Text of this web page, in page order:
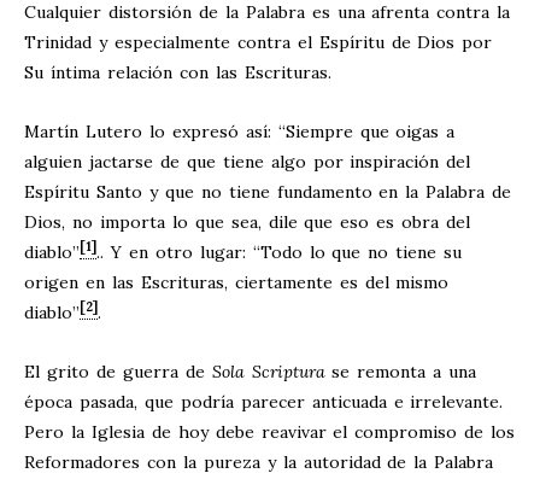
Cualquier distorsión de la Palabra es una afrenta contra la
Trinidad y especialmente contra el Espíritu de Dios por
Su íntima relación con las Escrituras.
Martín Lutero lo expresó así: “Siempre que oigas a
alguien jactarse de que tiene algo por inspiración del
Espíritu Santo y que no tiene fundamento en la Palabra de
Dios, no importa lo que sea, dile que eso es obra del
diablo” [1].. Y en otro lugar: “Todo lo que no tiene su
origen en las Escrituras, ciertamente es del mismo
diablo” [2].
El grito de guerra de Sola Scripturase remonta a una
época pasada, que podría parecer anticuada e irrelevante.
Pero la Iglesia de hoy debe reavivar el compromiso de los
Reformadores con la pureza y la autoridad de la Palabra